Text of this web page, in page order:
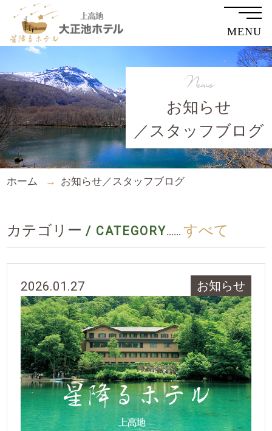
MENU
お知らせ
／スタッフブログ
News
ホーム お知らせ／スタッフブログ
カテゴリー / CATEGORY...... すべて
2026.01.27 お知らせ